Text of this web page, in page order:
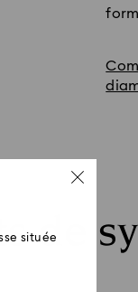
de
située